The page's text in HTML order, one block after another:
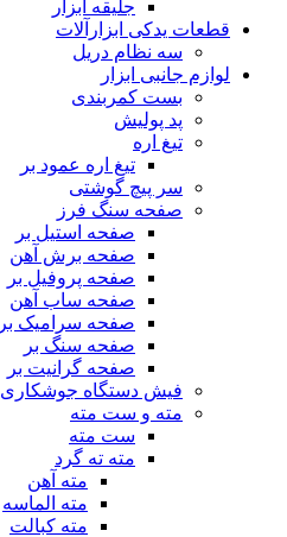
جلیقه ابزار
قطعات یدکی ابزارآلات
سه نظام دریل
لوازم جانبی ابزار
بست کمربندی
پد پولیش
تیغ اره
تیغ اره عمود بر
سر پیچ گوشتی
صفحه سنگ فرز
صفحه استیل بر
صفحه برش آهن
صفحه پروفیل بر
صفحه ساب آهن
صفحه سرامیک بر
صفحه سنگ بر
صفحه گرانیت بر
فیش دستگاه جوشکاری
مته و ست مته
ست مته
مته ته گرد
مته آهن
مته الماسه
مته کبالت